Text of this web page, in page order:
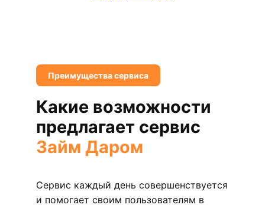
Преимущества сервиса
Какие возможности
предлагает сервис
Займ Даром
Сервис каждый день совершенствуется
и помогает своим пользователям в